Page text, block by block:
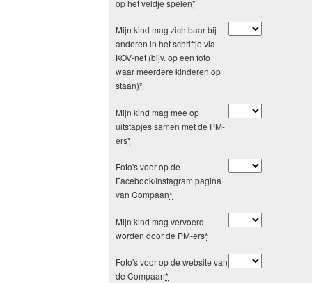
op het veldje spelen*
Mijn kind mag zichtbaar bij
anderen in het schriftje via
KOV-net (bijv. op een foto
waar meerdere kinderen op
staan)*
Mijn kind mag mee op
uitstapjes samen met de PM-
ers*
Foto's voor op de
Facebook/Instagram pagina
van Compaan*
Mijn kind mag vervoerd
worden door de PM-ers*
Foto's voor op de website van
de Compaan*